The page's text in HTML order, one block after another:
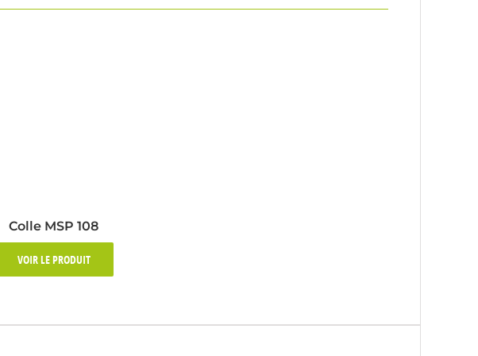
Colle MSP 108
VOIR LE PRODUIT